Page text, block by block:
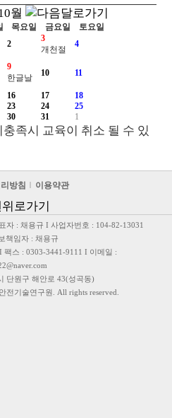
월
목요일 금요일
토요일
2
3
개천절
4
9
한글날
10 11
16 17
18
23 24
25
30 31 1
족시 교육이 취소 될 수 있
방침 이용약관
자 : 채용규 I 사업자번호 : 104-82-13031
책임자 : 채용규
팩스 : 0303-3441-9111 I 이메일 :
단원구 해안로 43(성곡동)
전기술연구원. All rights reserved.